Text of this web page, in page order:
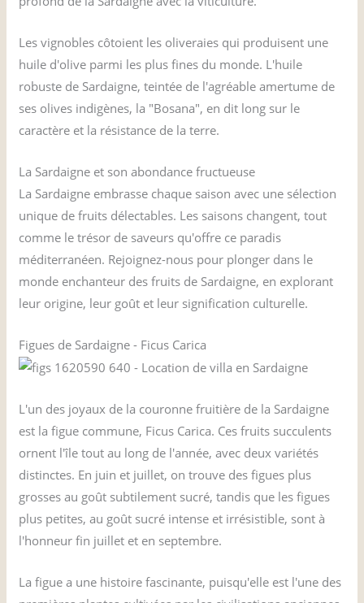
Les vignobles côtoient les oliveraies qui produisent une
huile d'olive parmi les plus fines du monde. L'huile
robuste de Sardaigne, teintée de l'agréable amertume de
ses olives indigènes, la "Bosana", en dit long sur le
caractère et la résistance de la terre.
La Sardaigne et son abondance fructueuse
La Sardaigne embrasse chaque saison avec une sélection
unique de fruits délectables. Les saisons changent, tout
comme le trésor de saveurs qu'offre ce paradis
méditerranéen. Rejoignez-nous pour plonger dans le
monde enchanteur des fruits de Sardaigne, en explorant
leur origine, leur goût et leur signification culturelle.
Figues de Sardaigne - Ficus Carica
L'un des joyaux de la couronne fruitière de la Sardaigne
est la figue commune, Ficus Carica. Ces fruits succulents
ornent l'île tout au long de l'année, avec deux variétés
distinctes. En juin et juillet, on trouve des figues plus
grosses au goût subtilement sucré, tandis que les figues
plus petites, au goût sucré intense et irrésistible, sont à
l'honneur fin juillet et en septembre.
La figue a une histoire fascinante, puisqu'elle est l'une des